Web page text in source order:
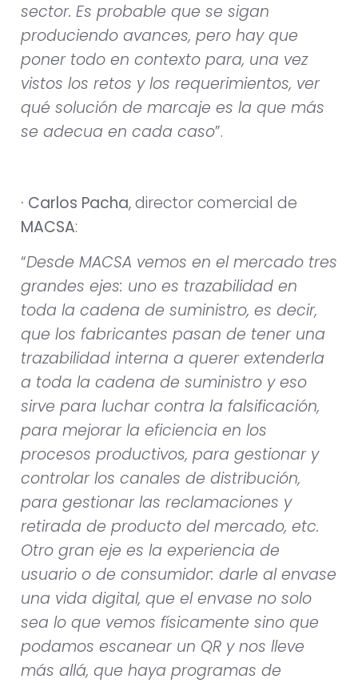
sector. Es probable que se sigan
produciendo avances, pero hay que
poner todo en contexto para, una vez
vistos los retos y los requerimientos, ver
qué solución de marcaje es la que más
se adecua en cada caso”.
· Carlos Pacha, director comercial de
MACSA:
“Desde MACSA vemos en el mercado tres
grandes ejes: uno es trazabilidad en
toda la cadena de suministro, es decir,
que los fabricantes pasan de tener una
trazabilidad interna a querer extenderla
a toda la cadena de suministro y eso
sirve para luchar contra la falsificación,
para mejorar la eficiencia en los
procesos productivos, para gestionar y
controlar los canales de distribución,
para gestionar las reclamaciones y
retirada de producto del mercado, etc.
Otro gran eje es la experiencia de
usuario o de consumidor: darle al envase
una vida digital, que el envase no solo
sea lo que vemos físicamente sino que
podamos escanear un QR y nos lleve
más allá, que haya programas de